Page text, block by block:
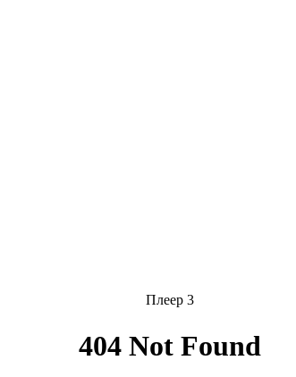
Плеер 3